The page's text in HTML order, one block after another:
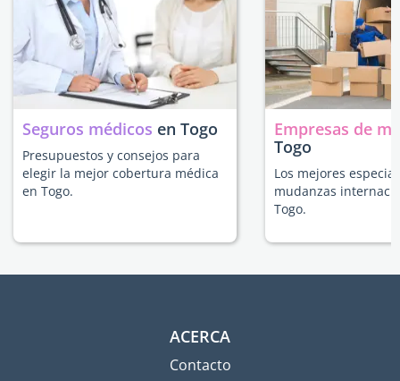
Seguros médicos en Togo
Presupuestos y consejos para
elegir la mejor cobertura médica
en Togo.
Empresas de
Togo
Los mejores
mudanzas
Togo.
ACERCA
Contacto